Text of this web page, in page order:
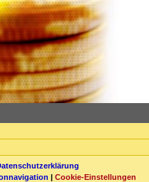
| Cookie-Einstellungen